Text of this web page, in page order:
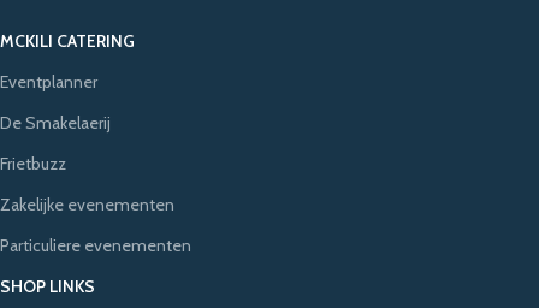
MCKILI CATERING
Eventplanner
De Smakelaerij
Frietbuzz
Zakelijke evenementen
Particuliere evenementen
SHOP LINKS